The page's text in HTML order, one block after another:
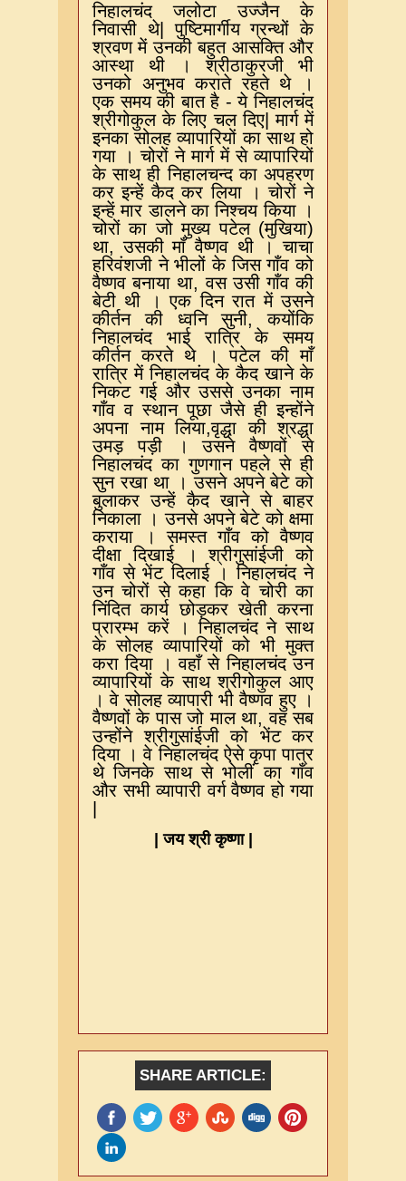
निहालचंद जलोटा उज्जैन के
निवासी थे|पुष्टिमार्गीय ग्रन्थों के
श्रवण में उनकी बहुत आसक्ति और
आस्था थी । श्रीठाकुरजी भी
उनको अनुभव कराते रहते थे ।
एक समय की बात है -ये निहालचंद
श्रीगोकुल के लिए चल दिए|मार्ग में
इनका सोलह व्यापारियों का साथ हो
गया । चोरों ने मार्ग में से व्यापारियों
के साथ ही निहालचन्द का अपहरण
कर इन्हें कैद कर लिया । चोरों ने
इन्हें मार डालने का निश्चय किया ।
चोरों का जो मुख्य पटेल (मुखिया)
था,उसकी माँ वैष्णव थी । चाचा
हरिवंशजी ने भीलों के जिस गाँव को
वैष्णव बनाया था,वस उसी गाँव की
बेटी थी । एक दिन रात में उसने
कीर्तन की ध्वनि सुनी,कयोंकि
निहालचंद भाई रात्रि के समय
कीर्तन करते थे । पटेल की माँ
रात्रि में निहालचंद के कैद खाने के
निकट गई और उससे उनका नाम
गाँव व स्थान पूछा जैसे ही इन्होंने
अपना नाम लिया,वृद्धा की श्रद्धा
उमड़ पड़ी । उसने वैष्णवों से
निहालचंद का गुणगान पहले से ही
सुन रखा था । उसने अपने बेटे को
बुलाकर उन्हें कैद खाने से बाहर
निकाला । उनसे अपने बेटे को क्षमा
कराया । समस्त गाँव को वैष्णव
दीक्षा दिखाई । श्रीगुसांईजी को
गाँव से भेंट दिलाई । निहालचंद ने
उन चोरों से कहा कि वे चोरी का
निंदित कार्य छोड़कर खेती करना
प्रारम्भ करें । निहालचंद ने साथ
के सोलह व्यापारियों को भी मुक्त
करा दिया । वहाँ से निहालचंद उन
व्यापारियों के साथ श्रीगोकुल आए
। वे सोलह व्यापारी भी वैष्णव हुए ।
वैष्णवों के पास जो माल था,वह सब
उन्होंने श्रीगुसांईजी को भेंट कर
दिया । वे निहालचंद ऐसे कृपा पात्र
थे जिनके साथ से भोलीं का गाँव
और सभी व्यापारी वर्ग वैष्णव हो गया
|जय श्री कृष्णा |
SHARE ARTICLE: